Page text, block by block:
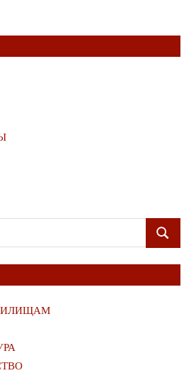
ПОИСК